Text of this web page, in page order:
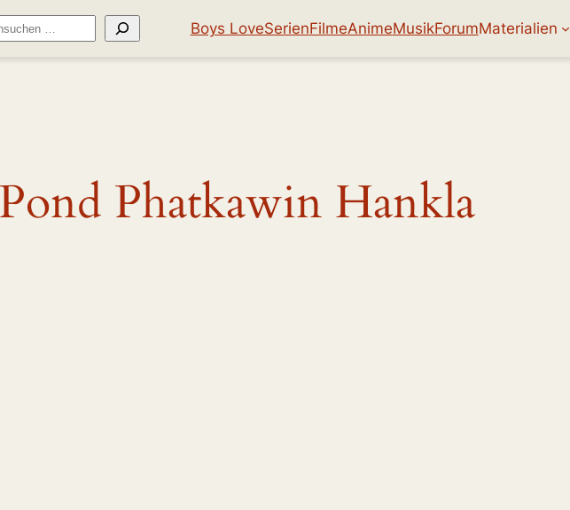
Boys LoveSerienFilmeAnimeMusikForumMaterialien
Pond Phatkawin Hankla